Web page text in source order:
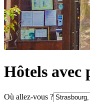
Hôtels avec
Où allez-vous ?